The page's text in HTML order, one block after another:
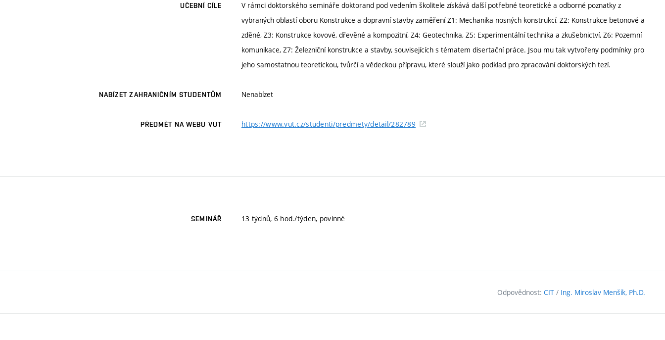
UČEBNÍ CÍLE
V rámci doktorského semináře doktorand pod vedením školitele získává další potřebné teoretické a odborné poznatky z
vybraných oblastí oboru Konstrukce a dopravní stavby zaměření Z1: Mechanika nosných konstrukcí, Z2: Konstrukce betonové a
zděné, Z3: Konstrukce kovové, dřevěné a kompozitní, Z4: Geotechnika, Z5: Experimentální technika a zkušebnictví, Z6: Pozemní
komunikace, Z7: Železniční konstrukce a stavby, souvisejících s tématem disertační práce. Jsou mu tak vytvořeny podmínky pro
jeho samostatnou teoretickou, tvůrčí a vědeckou přípravu, které slouží jako podklad pro zpracování doktorských tezí.
NABÍZET ZAHRANIČNÍM STUDENTŮM Nenabízet
PŘEDMĚT NA WEBU VUT https://www.vut.cz/studenti/predmety/detail/282789
SEMINÁŘ 13 týdnů, 6 hod./týden, povinné
Odpovědnost: CIT / Ing. Miroslav Menšík, Ph.D.